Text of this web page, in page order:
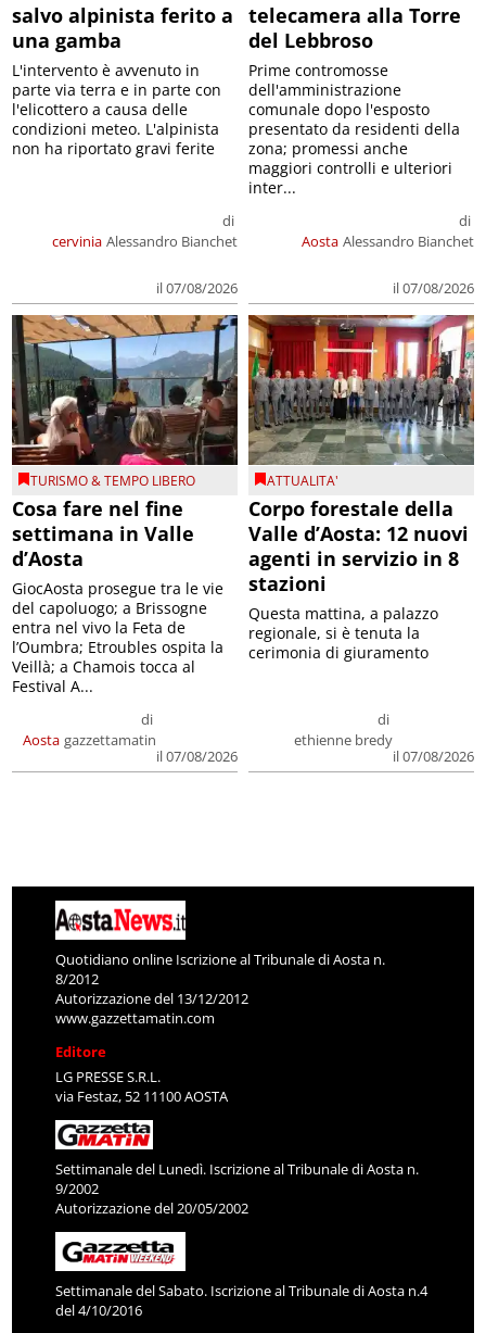
salvo alpinista ferito a
una gamba
cervinia
di
Alessandro Bianchet
il 07/08/2026
L'intervento è avvenuto in
parte via terra e in parte con
l'elicottero a causa delle
condizioni meteo. L'alpinista
non ha riportato gravi ferite
telecamera alla Torre
del Lebbroso
Aosta
di
Alessandro Bianchet
il 07/08/2026
Prime contromosse
dell'amministrazione
comunale dopo l'esposto
presentato da residenti della
zona; promessi anche
maggiori controlli e ulteriori
inter...
TURISMO & TEMPO LIBERO
Cosa fare nel fine
settimana in Valle
d’Aosta
Aosta
di
gazzettamatin
il 07/08/2026
GiocAosta prosegue tra le vie
del capoluogo; a Brissogne
entra nel vivo la Feta de
l’Oumbra; Etroubles ospita la
Veillà; a Chamois tocca al
Festival A...
ATTUALITA'
Corpo forestale della
Valle d’Aosta: 12 nuovi
agenti in servizio in 8
stazioni
di
ethienne bredy
il 07/08/2026
Questa mattina, a palazzo
regionale, si è tenuta la
cerimonia di giuramento
Quotidiano online Iscrizione al Tribunale di Aosta n.
8/2012
Autorizzazione del 13/12/2012
www.gazzettamatin.com
Editore
LG PRESSE S.R.L.
via Festaz, 52 11100 AOSTA
Settimanale del Lunedì. Iscrizione al Tribunale di Aosta n.
9/2002
Autorizzazione del 20/05/2002
Settimanale del Sabato. Iscrizione al Tribunale di Aosta n.4
del 4/10/2016